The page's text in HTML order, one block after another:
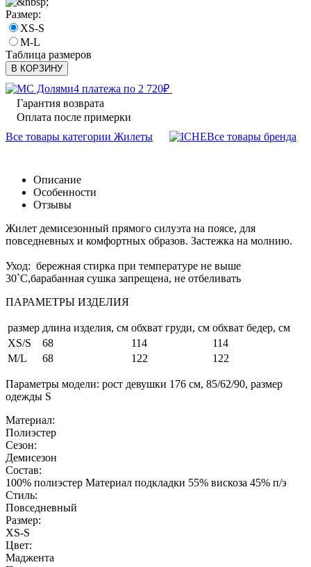
Размер:
XS-S
M-L
Таблица размеров
В КОРЗИНУ
4 платежа по 2 720₽
Гарантия возврата
Оплата после примерки
Все товары категории Жилеты
Все товары бренда
Описание
Особенности
Отзывы
Жилет демисезонный прямого силуэта на поясе, для
повседневных и комфортных образов. Застежка на молнию.
Уход: бережная стирка при температуре не выше
30`C,барабанная сушка запрещена, не отбеливать
ПАРАМЕТРЫ ИЗДЕЛИЯ
размер длина изделия, см обхват груди, см обхват бедер, см
XS/S
68 114
114
M/L
68 122 122
Параметры модели: рост девушки 176 см, 85/62/90, размер
одежды S
Материал:
Полиэстер
Сезон:
Демисезон
Состав:
100% полиэстер Материал подкладки 55% вискоза 45% п/э
Стиль:
Повседневный
Размер:
XS-S
Цвет:
Маджента